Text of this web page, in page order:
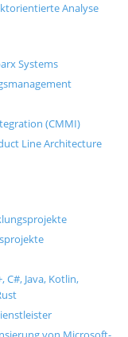
Analyse
Systems
(CMMI)
Line Architecture
C#, Java, Kotlin,